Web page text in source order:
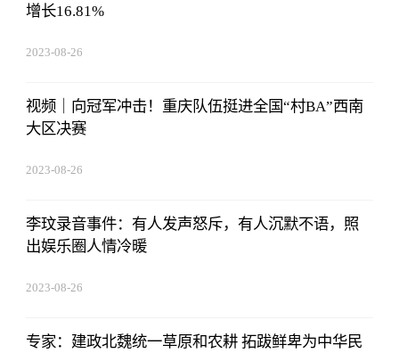
增长16.81%
2023-08-26
视频｜向冠军冲击！重庆队伍挺进全国“村BA”西南
大区决赛
2023-08-26
李玟录音事件：有人发声怒斥，有人沉默不语，照
出娱乐圈人情冷暖
2023-08-26
专家：建政北魏统一草原和农耕 拓跋鲜卑为中华民